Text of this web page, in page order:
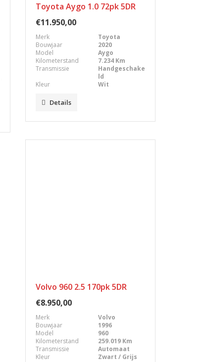
Toyota Aygo 1.0 72pk 5DR
€11.950,00
Merk
Toyota
Bouwjaar
2020
Model
Aygo
Kilometerstand
7.234 Km
Transmissie
Handgeschake
ld
Kleur
Wit
Details
Volvo 960 2.5 170pk 5DR
€8.950,00
Merk
Volvo
Bouwjaar
1996
Model
960
Kilometerstand
259.019 Km
Transmissie
Automaat
Kleur
Zwart / Grijs